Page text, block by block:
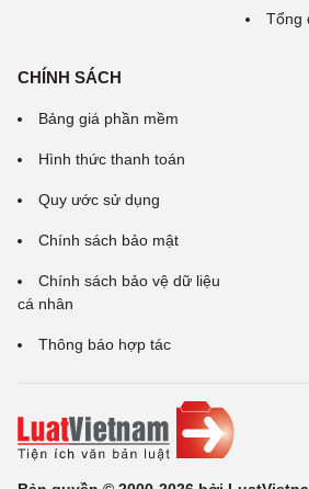
Tổng
CHÍNH SÁCH
Bảng giá phần mềm
Hình thức thanh toán
Quy ước sử dụng
Chính sách bảo mật
Chính sách bảo vệ dữ liệu
cá nhân
Thông báo hợp tác